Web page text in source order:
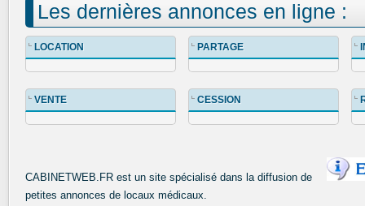
Les dernières annonces en ligne :
LOCATION
VENTE
PARTAGE
CESSION
CABINETWEB.FR est un site spécialisé dans la diffusion de
petites annonces de locaux médicaux.